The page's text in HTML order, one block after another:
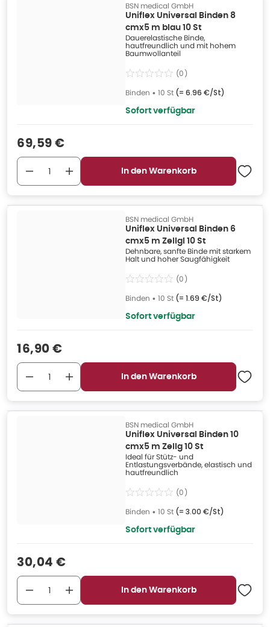
BSN medical GmbH
Uniflex Universal Binden 8
cmx5 m blau 10 St
Dauerelastische Binde,
hautfreundlich und mit hohem
Baumwollanteil
(0)
Binden • 10 St (= 6.96 €/St)
Sofort verfügbar
Verkaufspreis
69,59 €
In den Warenkorb
BSN medical GmbH
Uniflex Universal Binden 6
cmx5 m Zellgl 10 St
Dehnbare, sanfte Binde mit starkem
Halt und hoher Saugfähigkeit
(0)
Binden • 10 St (= 1.69 €/St)
Sofort verfügbar
Verkaufspreis
16,90 €
In den Warenkorb
BSN medical GmbH
Uniflex Universal Binden 10
cmx5 m Zellg 10 St
Ideal für Stütz- und
Entlastungsverbände, elastisch und
hautfreundlich
(0)
Binden • 10 St (= 3.00 €/St)
Sofort verfügbar
Verkaufspreis
30,04 €
In den Warenkorb